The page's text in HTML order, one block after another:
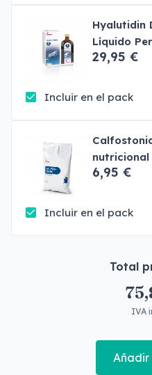
Hyalutidin
Líquido
29,95 €
Incluir en el pack
nutricional
6,95 €
Incluir en el pack
Total
IVA
Añadir